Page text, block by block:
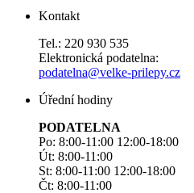
Kontakt
Tel.: 220 930 535
Elektronická podatelna:
podatelna@velke-prilepy.cz
Úřední hodiny
PODATELNA
Po: 8:00-11:00 12:00-18:00
Út: 8:00-11:00
St: 8:00-11:00 12:00-18:00
Čt: 8:00-11:00